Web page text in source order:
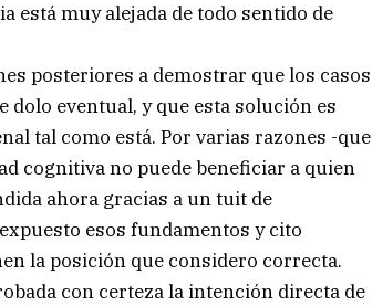
está muy alejada de todo sentido de
posteriores a demostrar que los casos
dolo eventual, y que esta solución es
tal como está. Por varias razones -que
cognitiva no puede beneficiar a quien
ahora gracias a un tuit de
esos fundamentos y cito
la posición que considero correcta.
con certeza la intención directa de